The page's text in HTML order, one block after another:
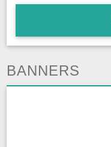
BANNERS